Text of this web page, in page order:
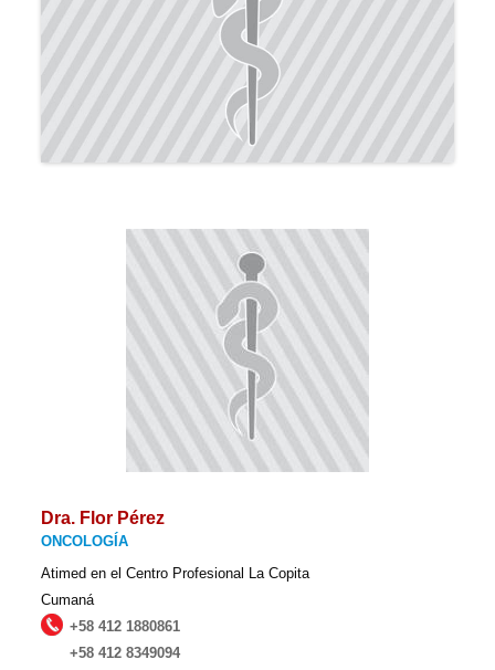
Dra. Flor Pérez
ONCOLOGÍA
Atimed en el Centro Profesional La Copita
Cumaná
+58 412 1880861
+58 412 8349094